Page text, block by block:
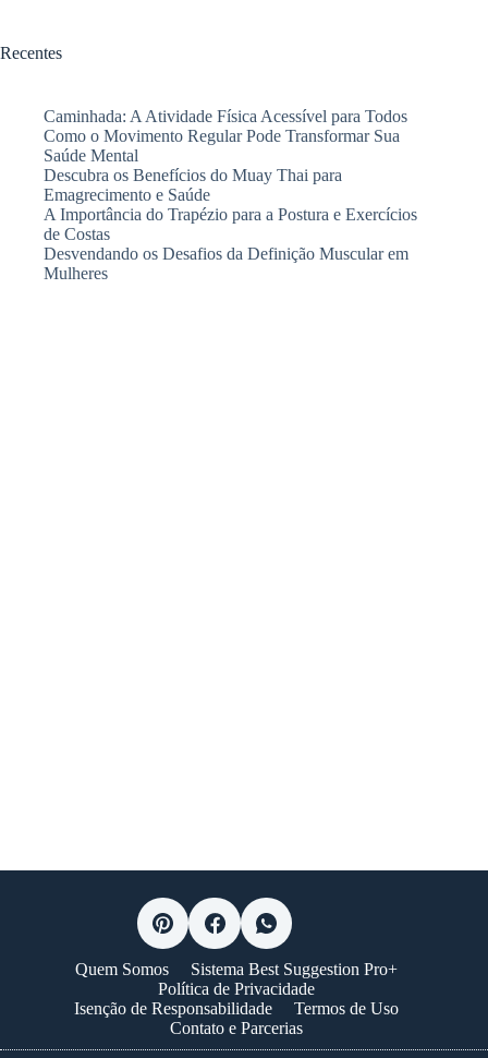
Recentes
Caminhada: A Atividade Física Acessível para Todos
Como o Movimento Regular Pode Transformar Sua
Saúde Mental
Descubra os Benefícios do Muay Thai para
Emagrecimento e Saúde
A Importância do Trapézio para a Postura e Exercícios
de Costas
Desvendando os Desafios da Definição Muscular em
Mulheres
Quem Somos
Sistema Best Suggestion Pro+
Política de Privacidade
Isenção de Responsabilidade
Termos de Uso
Contato e Parcerias